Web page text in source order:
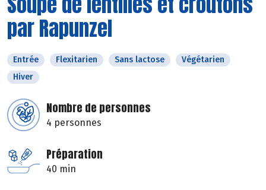
par Rapunzel
Entrée Flexitarien Sans lactose
Végétarien
Hiver
Nombre de personnes
4 personnes
Préparation
40 min